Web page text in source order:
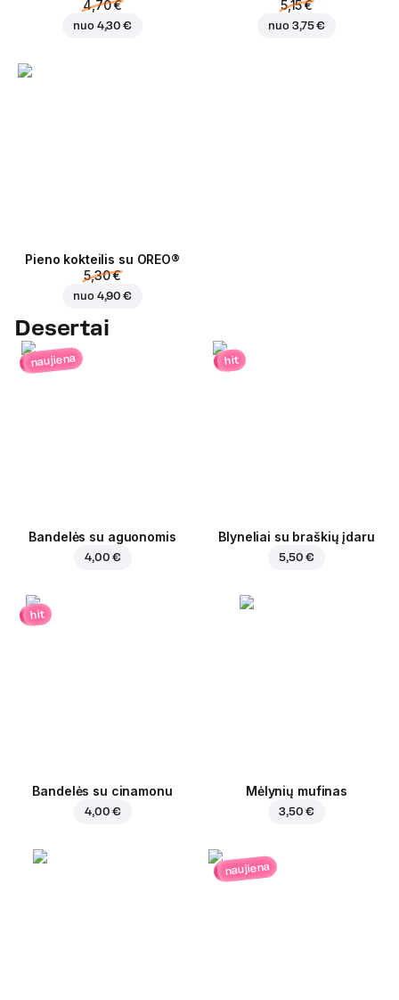
4,70 €
nuo 4,30 €
5,15 €
nuo 3,75 €
Pieno kokteilis su OREO®
5,30 €
nuo 4,90 €
Desertai
naujiena
Bandelės su aguonomis
4,00 €
hit
Blyneliai su braškių įdaru
5,50 €
hit
Bandelės su cinamonu
4,00 €
Mėlynių mufinas
3,50 €
naujiena